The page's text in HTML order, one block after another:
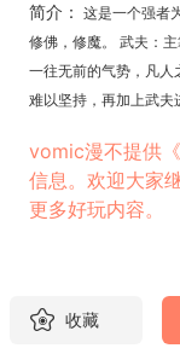
简介： 这是一个强者
修佛，修魔。 武夫：
一往无前的气势，凡人
难以坚持，再加上武夫
vomic漫不提供
信息。欢迎大家
更多好玩内容。
收藏